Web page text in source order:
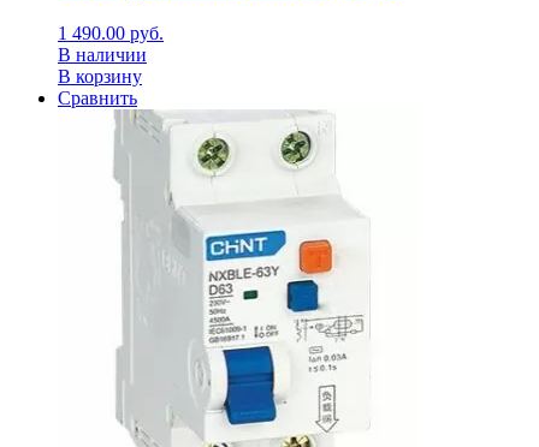
1 490.00 руб.
В наличии
В корзину
Сравнить